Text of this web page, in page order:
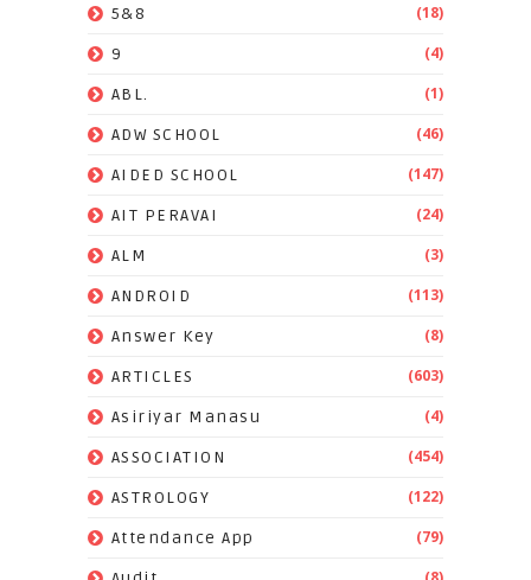
5&8 (18)
9 (4)
ABL. (1)
ADW SCHOOL (46)
AIDED SCHOOL (147)
AIT PERAVAI (24)
ALM (3)
ANDROID (113)
Answer Key (8)
ARTICLES (603)
Asiriyar Manasu (4)
ASSOCIATION (454)
ASTROLOGY (122)
Attendance App (79)